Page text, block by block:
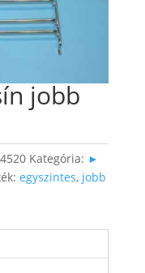
jobb
Kategória: ►
egyszintes, jobb